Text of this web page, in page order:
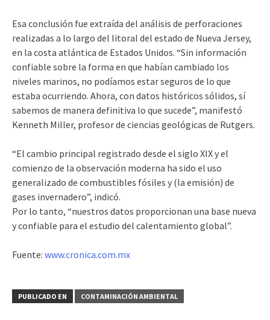
Esa conclusión fue extraída del análisis de perforaciones
realizadas a lo largo del litoral del estado de Nueva Jersey,
en la costa atlántica de Estados Unidos. “Sin información
confiable sobre la forma en que habían cambiado los
niveles marinos, no podíamos estar seguros de lo que
estaba ocurriendo. Ahora, con datos históricos sólidos, sí
sabemos de manera definitiva lo que sucede”, manifestó
Kenneth Miller, profesor de ciencias geológicas de Rutgers.
“El cambio principal registrado desde el siglo XIX y el
comienzo de la observación moderna ha sido el uso
generalizado de combustibles fósiles y (la emisión) de
gases invernadero”, indicó.
Por lo tanto, “nuestros datos proporcionan una base nueva
y confiable para el estudio del calentamiento global”.
Fuente: www.cronica.com.mx
PUBLICADO EN CONTAMINACIÓN AMBIENTAL